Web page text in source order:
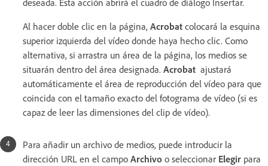
deseada. Esta acción abrirá el cuadro de diálogo Insertar.
Al hacer doble clic en la página, Acrobat colocará la esquina
superior izquierda del vídeo donde haya hecho clic. Como
alternativa, si arrastra un área de la página, los medios se
situarán dentro del área designada. Acrobat ajustará
automáticamente el área de reproducción del vídeo para que
coincida con el tamaño exacto del fotograma de vídeo (si es
capaz de leer las dimensiones del clip de vídeo).
Para añadir un archivo de medios, puede introducir la
dirección URL en el campo Archivo o seleccionar Elegir para